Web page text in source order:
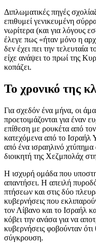
Διπλωματικές πηγές
επιθυμεί γενικευμένη
νωρίτερα (και για λόγους
έλεγε πως «ήταν μόνο η
δεν έχει πει την
είχε ανάψει το πρωί της
κοπάζει.
Το χρονικό της
Για σχεδόν ένα μήνα, οι
προετοιμάζονται για έναν
επίθεση με ρουκέτα από
κατεχόμενα από το
από ένα ισραηλινό
διοικητή της Χεζμπολάχ
Η ισχυρή ομάδα που
απαντήσει. Η απειλή
πτήσεων και στις δύο
κυβερνήσεις που
τον Λίβανο και το Ισραήλ
κόβει την ανάσα για να
κυβερνήσεις φοβούνταν
σύγκρουση.